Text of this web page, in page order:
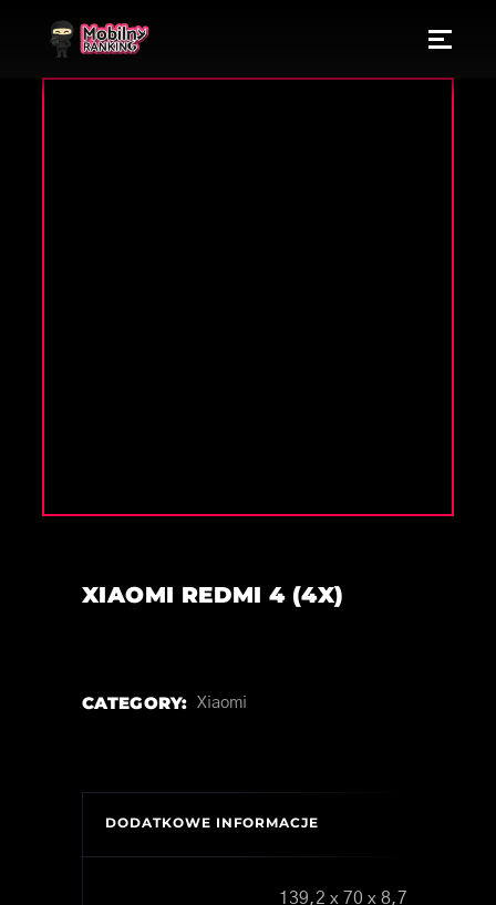
XIAOMI REDMI 4 (4X)
CATEGORY: Xiaomi
DODATKOWE INFORMACJE
139,2 x 70 x 8,7